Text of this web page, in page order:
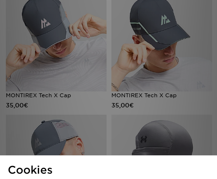
MONTIREX Tech X Cap
35,00€
MONTIREX Tech X Cap
35,00€
Cookies